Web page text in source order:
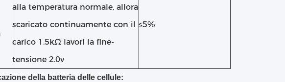
alla temperatura normale, allora
scaricato continuamente con il
carico 1.5kΩ lavori la fine-
tensione 2.0v
≤5%
della batteria delle cellule: